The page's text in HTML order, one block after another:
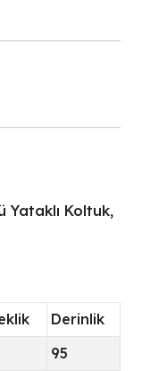
Yataklı Koltuk,
Derinlik
95